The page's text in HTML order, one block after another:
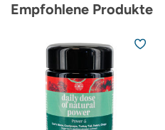
Empfohlene Produkte